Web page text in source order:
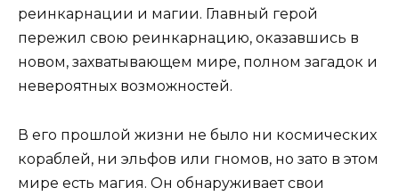
реинкарнации и магии. Главный герой
пережил свою реинкарнацию, оказавшись в
новом, захватывающем мире, полном загадок и
невероятных возможностей.
В его прошлой жизни не было ни космических
кораблей, ни эльфов или гномов, но зато в этом
мире есть магия. Он обнаруживает свои